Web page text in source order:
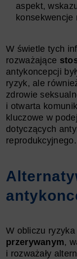
aspekt,
konsekwencje
W świetle tych
rozważające
antykoncepcji
ryzyk, ale
zdrowie
i otwarta
kluczowe w
dotyczących
reprodukcyjnego.
W obliczu
przerywanym,
i rozważały